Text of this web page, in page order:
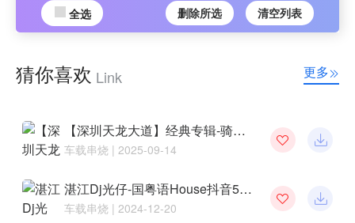
全选 删除所选 清空列表
猜你喜欢 Link 更多
【深圳天龙大道】经典专辑-骑士DJ网推荐
车载串烧 | 2025-09-14
湛江Dj光仔-国粤语House抖音5月份全新伤感BpM癫老成串烧
车载串烧 | 2024-12-20